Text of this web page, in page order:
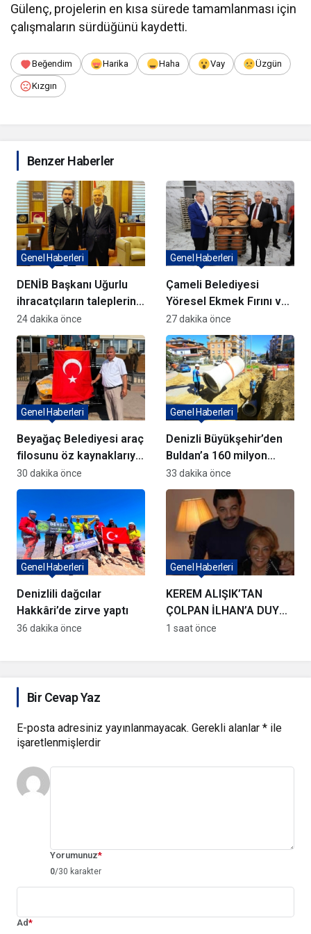
Gülenç, projelerin en kısa sürede tamamlanması için
çalışmaların sürdüğünü kaydetti.
Beğendim Harika Haha Vay Üzgün
Kızgın
Benzer Haberler
DENİB Başkanı Uğurlu
ihracatçıların taleplerini
Bakan Yardımcısı Ağar’a
aktardı
Genel Haberleri
24 dakika önce
Çameli Belediyesi
Yöresel Ekmek Fırını ve
yatırımlar açıldı
Genel Haberleri
27 dakika önce
Beyağaç Belediyesi araç
filosunu öz kaynaklarıyla
güçlendiriyor
Genel Haberleri
30 dakika önce
Denizli Büyükşehir’den
Buldan’a 160 milyon
TL’lik dev yatırım
hamlesi
Genel Haberleri
33 dakika önce
Denizlili dağcılar
Hakkâri’de zirve yaptı
Genel Haberleri
36 dakika önce
KEREM ALIŞIK’TAN
ÇOLPAN İLHAN’A DUYGU
YÜKLÜ ŞİİR
Genel Haberleri
1 saat önce
Bir Cevap Yaz
E-posta adresiniz yayınlanmayacak. Gerekli alanlar * ile
işaretlenmişlerdir
Yorumunuz*
0/30 karakter
Ad*